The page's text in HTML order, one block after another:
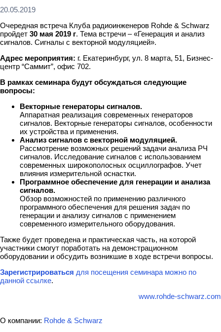
20.05.2019
Очередная встреча Клуба радиоинженеров Rohde & Schwarz
пройдет 30 мая 2019 г. Тема встречи – «Генерация и анализ
сигналов. Сигналы с векторной модуляцией».
Адрес мероприятия: г. Екатеринбург, ул. 8 марта, 51, Бизнес-
центр “Саммит”, офис 702.
В рамках семинара будут обсуждаться следующие
вопросы:
Векторные генераторы сигналов.
Аппаратная реализация современных генераторов
сигналов. Векторные генераторы сигналов, особенности
их устройства и применения.
Анализ сигналов с векторной модуляцией.
Рассмотрение возможных решений задачи анализа РЧ
сигналов. Исследование сигналов с использованием
современных широкополосных осциллографов. Учет
влияния измерительной оснастки.
Программное обеспечение для генерации и анализа
сигналов.
Обзор возможностей по применению различного
программного обеспечения для решения задач по
генерации и анализу сигналов с применением
современного измерительного оборудования.
Также будет проведена и практическая часть, на которой
участники смогут поработать на демонстрационном
оборудовании и обсудить возникшие в ходе встречи вопросы.
Зарегистрироваться для посещения семинара можно по
данной ссылке.
www.rohde-schwarz.com
О компании: Rohde & Schwarz